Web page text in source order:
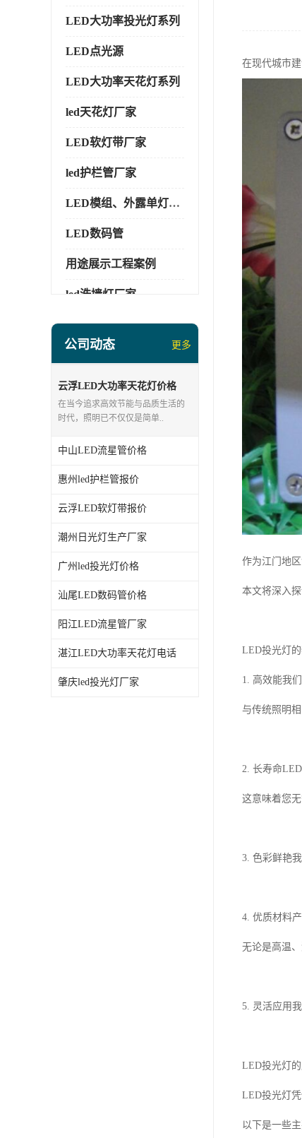
LED大功率投光灯系列
LED点光源
LED大功率天花灯系列
led天花灯厂家
LED软灯带厂家
led护栏管厂家
LED模组、外露单灯系列
LED数码管
用途展示工程案例
led洗墙灯厂家
led投光灯厂家
LED流星管系列
led点光源厂家
公司动态 更多
云浮LED大功率天花灯价格
在当今追求高效节能与品质生活的
时代，照明已不仅仅是简单..
中山LED流星管价格
惠州led护栏管报价
云浮LED软灯带报价
潮州日光灯生产厂家
广州led投光灯价格
汕尾LED数码管价格
阳江LED流星管厂家
湛江LED大功率天花灯电话
肇庆led投光灯厂家
在现代城市
作为江门地
本文将深入
LED投光灯
1. 高效能我
与传统照明
2. 长寿命
这意味着您
3. 色彩鲜艳
4. 优质材料
无论是高温
5. 灵活应用
LED投光灯
LED投光灯
以下是一些